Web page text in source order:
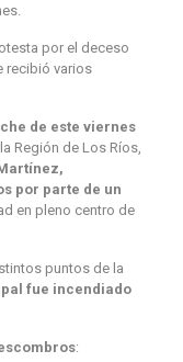
por el deceso
recibió varios
de este viernes
Región de Los Ríos,
por parte de un
en pleno centro de
puntos de la
fue incendiado
: